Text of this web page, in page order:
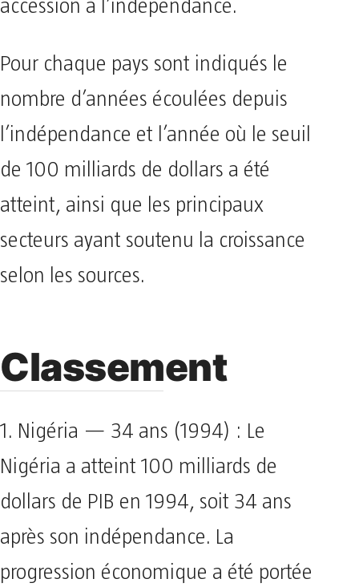
accession à l’indépendance.
Pour chaque pays sont indiqués le
nombre d’années écoulées depuis
l’indépendance et l’année où le seuil
de 100 milliards de dollars a été
atteint, ainsi que les principaux
secteurs ayant soutenu la croissance
selon les sources.
Classement
1. Nigéria — 34 ans (1994) : Le
Nigéria a atteint 100 milliards de
dollars de PIB en 1994, soit 34 ans
après son indépendance. La
progression économique a été portée